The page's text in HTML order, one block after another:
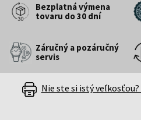
Bezplatná výmena
tovaru do 30 dní
Záručný a pozáručný
servis
Nie ste si istý